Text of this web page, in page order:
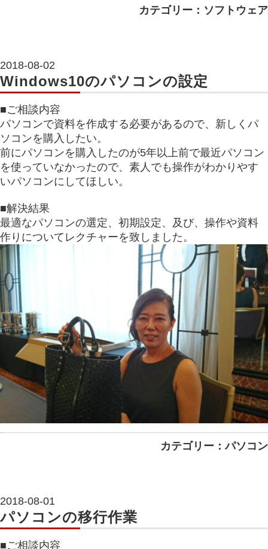
カテゴリー：ソフトウェア
2018-08-02
Windows10のパソコンの設定
■ご相談内容
パソコンで資料を作成する必要があるので、新しくパ
ソコンを購入したい。
前にパソコンを購入したのが5年以上前で最近パソコン
を使っていなかったので、素人でも操作がわかりやす
いパソコンにしてほしい。
■解決結果
最適なパソコンの選定、初期設定、及び、操作や資料
作りについてレクチャーを致しました。
カテゴリー：パソコン
2018-08-01
パソコンの移行作業
■ご相談内容